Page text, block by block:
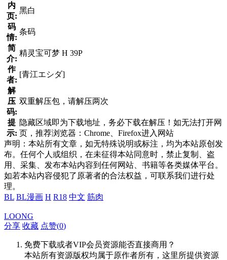
内
页:
黑白
码
情:
条码
简
介:
精灵宝可梦 H 39P
作
者:
[青江エシダ]
解
压
码:
双重解压包，请解压两次
提
示:
隐藏区域即为下载地址，务必下载在解压！如无法打开网
页，推荐浏览器：Chrome、Firefox进入网站
声明：本站所有文章，如无特殊说明或标注，均为本站原创发
布。任何个人或组织，在未征得本站同意时，禁止复制、盗
用、采集、发布本站内容到任何网站、书籍等各类媒体平台。
如若本站内容侵犯了原著者的合法权益，可联系我们进行处
理。
BL BL漫画 H R18 中文 筋肉
LOONG
分享 收藏 点赞(0)
免费下载或者VIP会员资源能否直接商用？
本站所有资源版权均属于原作者所有，这里所提供资源